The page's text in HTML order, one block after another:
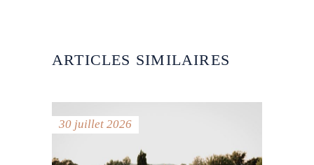
ARTICLES SIMILAIRES
30 juillet 2026